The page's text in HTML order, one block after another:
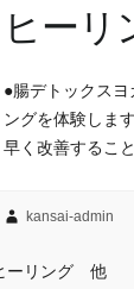
ヒー
●腸デトックス
ングを体験しま
早く改善するこ
kansai-admin
ーリング 他